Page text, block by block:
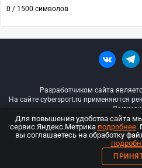
0 / 1500 символов
Разработчиком сайта
На сайте cybersport.ru применяются
© ООО «Киберспорт.ру» —
18+
Для повышения удобства сайта
сервис Яндекс.Метрика подробнее.
вы соглашаетесь на обработку